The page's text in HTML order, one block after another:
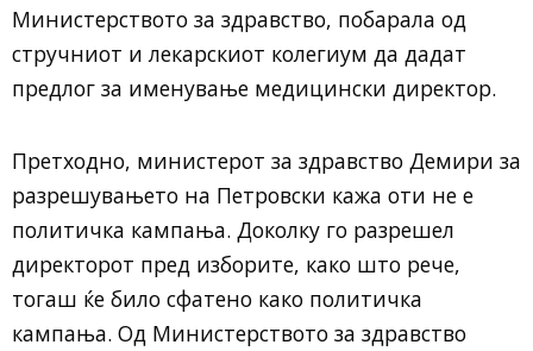
Министерството за здравство, побарала од
стручниот и лекарскиот колегиум да дадат
предлог за именување медицински директор.
Претходно, министерот за здравство Демири за
разрешувањето на Петровски кажа оти не е
политичка кампања. Доколку го разрешел
директорот пред изборите, како што рече,
тогаш ќе било сфатено како политичка
кампања. Од Министерството за здравство